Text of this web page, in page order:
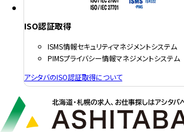
ISO認証取得
ISMS情報セキュリティマネジメントシステム
PIMSプライバシー情報マネジメントシステム
アシタバのISO認証取得について